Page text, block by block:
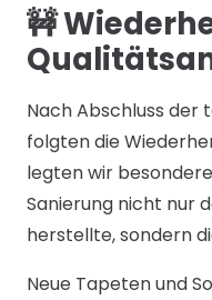
🚧
Nach Abschluss der
folgten die
legten wir
Sanierung nicht nur
herstellte, sondern
Neue Tapeten und